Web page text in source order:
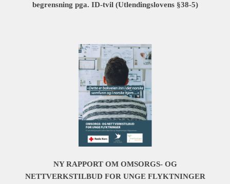
begrensning pga. ID-tvil (Utlendingslovens §38-5)
NY RAPPORT OM OMSORGS- OG
NETTVERKSTILBUD FOR UNGE FLYKTNINGER